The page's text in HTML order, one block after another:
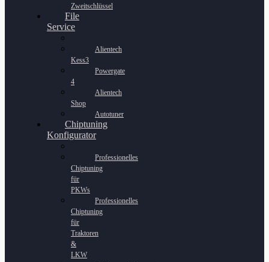
Zweitschlüssel
File
Service
Alientech
Kess3
Powergate
4
Alientech
Shop
Autotuner
Chiptuning
Konfigurator
Professionelles
Chiptuning
für
PKWs
Professionelles
Chiptuning
für
Traktoren
&
LKW